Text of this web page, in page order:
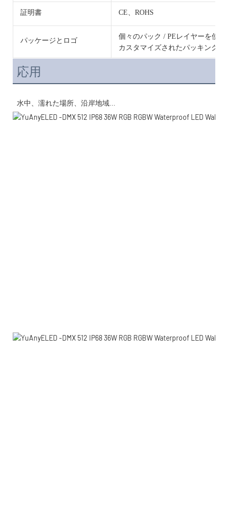
証明書 CE、ROHS
パッケージとロゴ
個々のパック / PEレイヤーを使
カスタマイズされたパッキング
応用